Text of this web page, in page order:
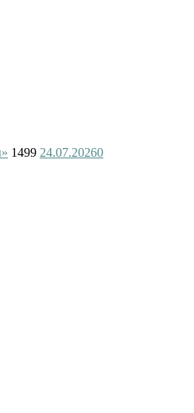
1499 24.07.20260